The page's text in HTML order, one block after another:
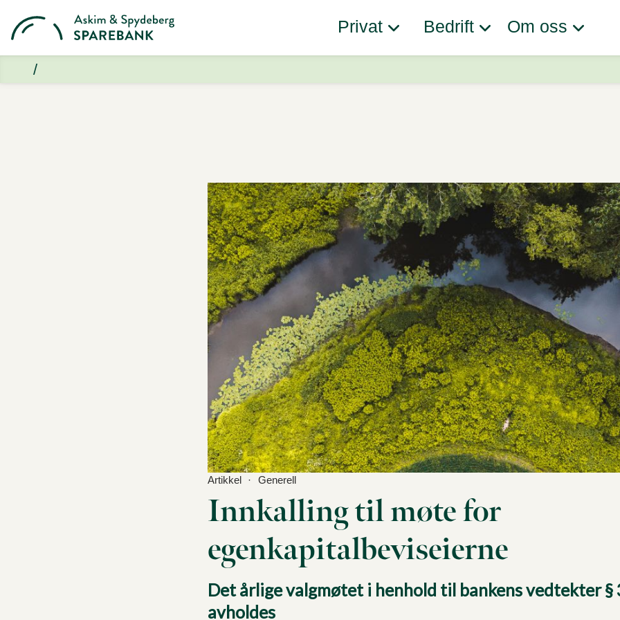
Privat Bedrift Om oss
Artikkel Generell
Innkalling til møte for
egenkapitalbeviseierne
Det årlige valgmøtet i henhold til bankens vedtekter §
avholdes